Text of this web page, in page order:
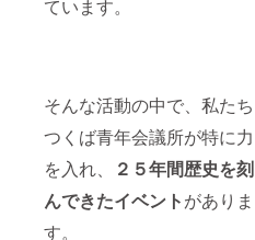
ています。
そんな活動の中で、私たち
つくば青年会議所が特に力
を入れ、
２５年間歴史を刻
んできたイベントがありま
す。